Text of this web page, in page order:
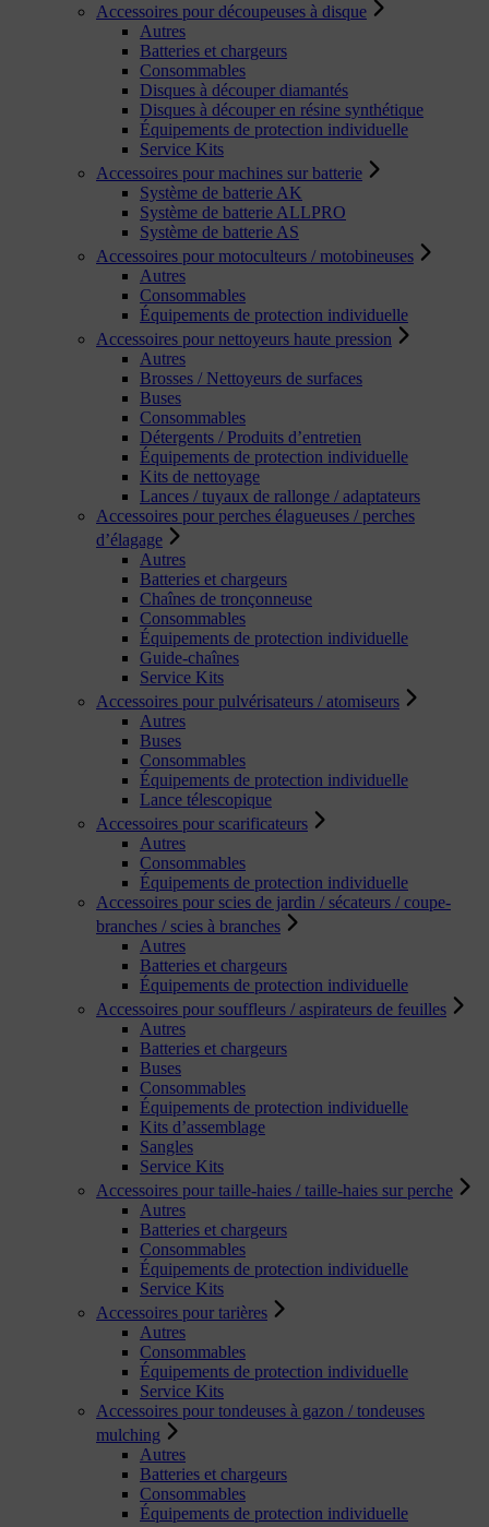
Accessoires pour découpeuses à disque
Autres
Batteries et chargeurs
Consommables
Disques à découper diamantés
Disques à découper en résine synthétique
Équipements de protection individuelle
Service Kits
Accessoires pour machines sur batterie
Système de batterie AK
Système de batterie ALLPRO
Système de batterie AS
Accessoires pour motoculteurs / motobineuses
Autres
Consommables
Équipements de protection individuelle
Accessoires pour nettoyeurs haute pression
Autres
Brosses / Nettoyeurs de surfaces
Buses
Consommables
Détergents / Produits d’entretien
Équipements de protection individuelle
Kits de nettoyage
Lances / tuyaux de rallonge / adaptateurs
Accessoires pour perches élagueuses / perches
d’élagage
Autres
Batteries et chargeurs
Chaînes de tronçonneuse
Consommables
Équipements de protection individuelle
Guide-chaînes
Service Kits
Accessoires pour pulvérisateurs / atomiseurs
Autres
Buses
Consommables
Équipements de protection individuelle
Lance télescopique
Accessoires pour scarificateurs
Autres
Consommables
Équipements de protection individuelle
Accessoires pour scies de jardin / sécateurs / coupe-
branches / scies à branches
Autres
Batteries et chargeurs
Équipements de protection individuelle
Accessoires pour souffleurs / aspirateurs de feuilles
Autres
Batteries et chargeurs
Buses
Consommables
Équipements de protection individuelle
Kits d’assemblage
Sangles
Service Kits
Accessoires pour taille-haies / taille-haies sur perche
Autres
Batteries et chargeurs
Consommables
Équipements de protection individuelle
Service Kits
Accessoires pour tarières
Autres
Consommables
Équipements de protection individuelle
Service Kits
Accessoires pour tondeuses à gazon / tondeuses
mulching
Autres
Batteries et chargeurs
Consommables
Équipements de protection individuelle